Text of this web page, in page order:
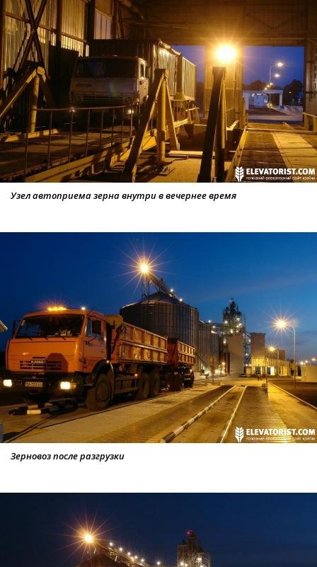
Узел автоприема зерна внутри в вечернее время
Зерновоз после разгрузки